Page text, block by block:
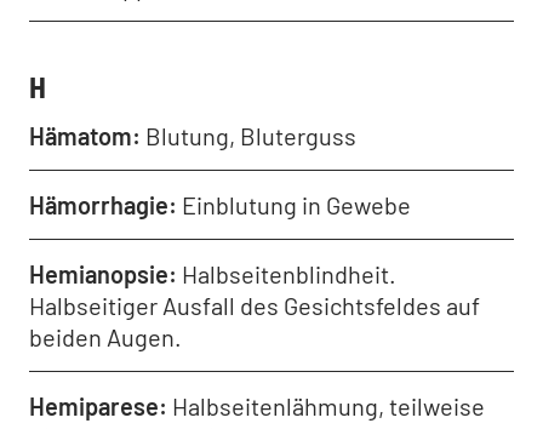
H
Hämatom Blutung, Bluterguss
Hämorrhagie Einblutung in Gewebe
Hemianopsie Halbseitenblindheit.
Halbseitiger Ausfall des Gesichtsfeldes auf
beiden Augen.
Hemiparese Halbseitenlähmung, teilweise